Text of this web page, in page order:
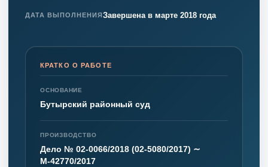
ДАТА ВЫПОЛНЕНИЯЗавершена в марте 2018 года
КРАТКО О РАБОТЕ
ОСНОВАНИЕ
Бутырский районный суд
ПРОИЗВОДСТВО
Дело № 02-0066/2018 (02-5080/2017) ∼
М-42770/2017